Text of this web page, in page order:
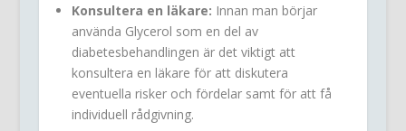
Konsultera en läkare: Innan man börjar
använda Glycerol som en del av
diabetesbehandlingen är det viktigt att
konsultera en läkare för att diskutera
eventuella risker och fördelar samt för att få
individuell rådgivning.